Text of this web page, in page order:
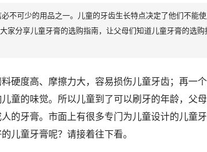
不可少的用品之一。儿童的牙齿生长特点决定了他们不能
家分享儿童牙膏的选购指南，让父母们知道儿童牙膏的选
硬度高、摩擦力大，容易损伤儿童牙齿；再一
童的味觉。所以儿童到了可以刷牙的年龄，父
的牙膏。市面上有很多专门为儿童设计的儿童
儿童牙膏呢？请接着往下看。